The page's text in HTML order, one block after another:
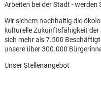
Arbeiten bei der Stadt - werden
Wir sichern nachhaltig die
kulturelle Zukunftsfähigkeit
sich mehr als 7.500
unsere über 300.000
Unser Stellenangebot